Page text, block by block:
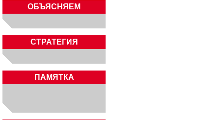
ОБЪЯСНЯЕМ
СТРАТЕГИЯ
ПАМЯТКА